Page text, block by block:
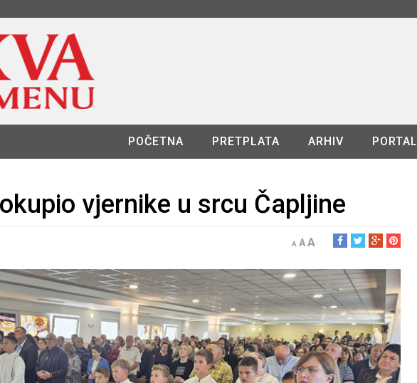
POČETNA PRETPLATA ARHIV PORTAL
vjernike u srcu Čapljine
A AA